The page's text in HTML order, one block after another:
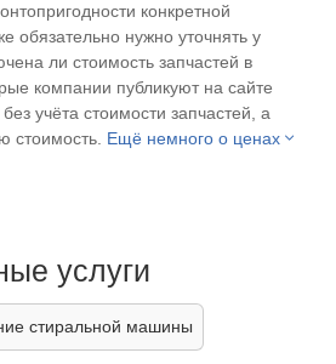
конкретной
обязательно нужно уточнять у
ли стоимость запчастей в
компании публикуют на сайте
учёта стоимости запчастей, а
стоимость. Ещё немного о ценах
услуги
стиральной машины